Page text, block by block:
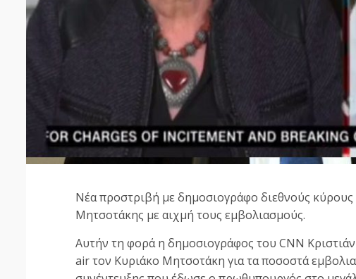
Νέα προστριβή με δημοσιογράφο διεθνούς
Μητσοτάκης με αιχμή τους εμβολιασμούς.
Αυτήν τη φορά η δημοσιογράφος του CNN
air τον Κυριάκο Μητσοτάκη για τα ποσοστά